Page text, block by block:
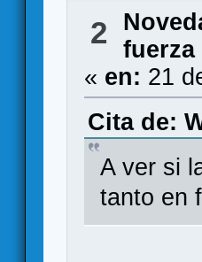
2
fuerza
« en: 21
Cita de:
A ver si
tanto en